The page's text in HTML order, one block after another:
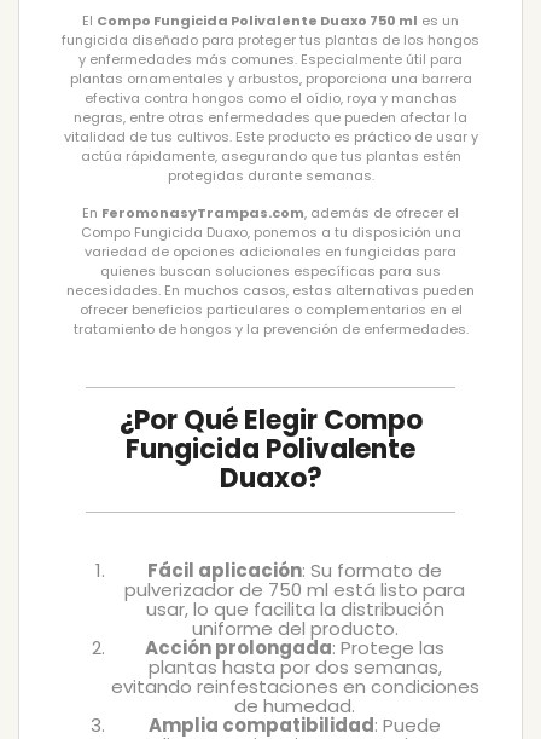
El Compo Fungicida Polivalente Duaxo 750 ml es un
fungicida diseñado para proteger tus plantas de los hongos
y enfermedades más comunes. Especialmente útil para
plantas ornamentales y arbustos, proporciona una barrera
efectiva contra hongos como el oídio, roya y manchas
negras, entre otras enfermedades que pueden afectar la
vitalidad de tus cultivos. Este producto es práctico de usar y
actúa rápidamente, asegurando que tus plantas estén
protegidas durante semanas.
En FeromonasyTrampas.com, además de ofrecer el
Compo Fungicida Duaxo, ponemos a tu disposición una
variedad de opciones adicionales en fungicidas para
quienes buscan soluciones específicas para sus
necesidades. En muchos casos, estas alternativas pueden
ofrecer beneficios particulares o complementarios en el
tratamiento de hongos y la prevención de enfermedades.
¿Por Qué Elegir Compo
Fungicida Polivalente
Duaxo?
Fácil aplicación: Su formato de
pulverizador de 750 ml está listo para
usar, lo que facilita la distribución
uniforme del producto.
Acción prolongada: Protege las
plantas hasta por dos semanas,
evitando reinfestaciones en condiciones
de humedad.
Amplia compatibilidad: Puede